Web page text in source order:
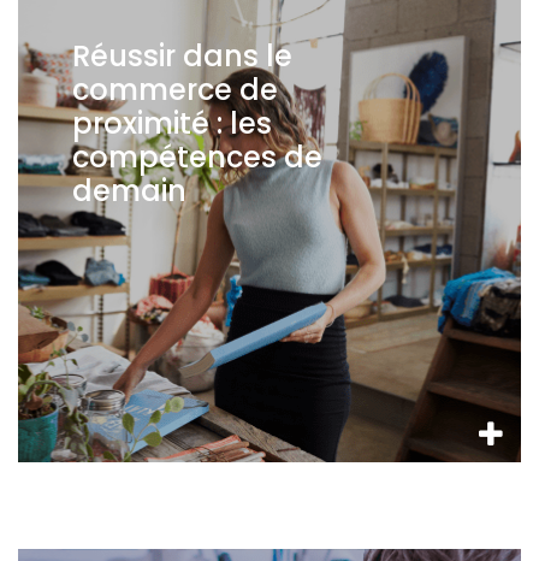
Réussir dans le
commerce de
proximité : les
compétences de
demain